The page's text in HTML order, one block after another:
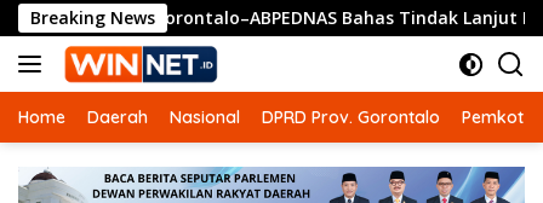
Langsung
ke
konten
Breaking News
SMSI Gorontalo–ABPEDNAS Bahas Tindak Lanjut MoU
Home Daerah Nasional DPRD Prov. Gorontalo Pemkot